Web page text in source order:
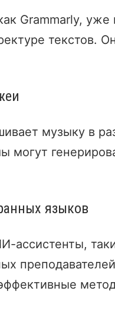
Grammarly,
текстов.
музыку в
могут
языков
ассистенты,